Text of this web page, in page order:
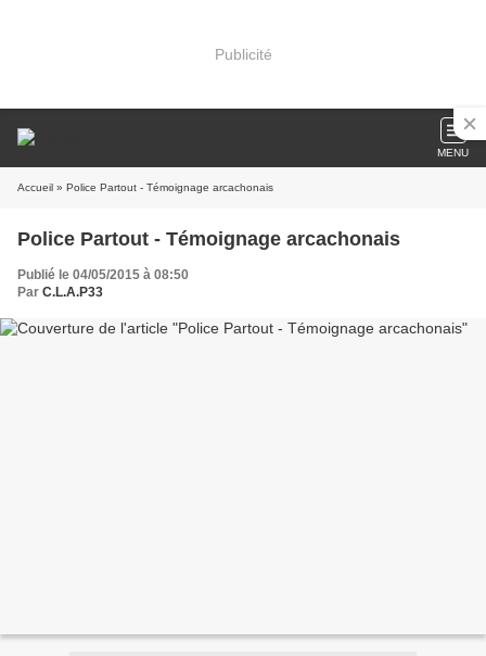
Publicité
MENU
Accueil » Police Partout - Témoignage arcachonais
Police Partout - Témoignage arcachonais
Publié le 04/05/2015 à 08:50
Par C.L.A.P33